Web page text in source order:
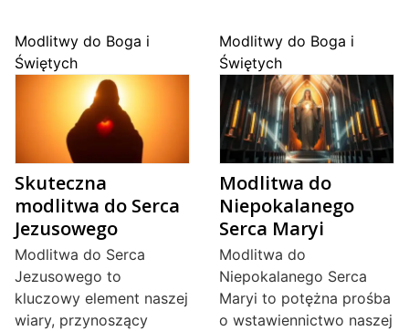
Modlitwy do Boga i
Świętych
Skuteczna
modlitwa do Serca
Jezusowego
Modlitwa do Serca
Jezusowego to
kluczowy element naszej
wiary, przynoszący
Modlitwy do Boga i
Świętych
Modlitwa do
Niepokalanego
Serca Maryi
Modlitwa do
Niepokalanego Serca
Maryi to potężna prośba
o wstawiennictwo naszej